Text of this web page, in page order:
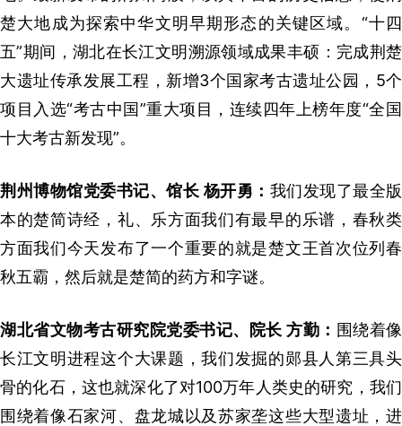
楚大地成为探索中华文明早期形态的关键区域。“十四
五”期间，湖北在长江文明溯源领域成果丰硕：完成荆楚
大遗址传承发展工程，新增3个国家考古遗址公园，5个
项目入选“考古中国”重大项目，连续四年上榜年度“全国
十大考古新发现”。
荆州博物馆党委书记、馆长 杨开勇： 我们发现了最全版
本的楚简诗经，礼、乐方面我们有最早的乐谱，春秋类
方面我们今天发布了一个重要的就是楚文王首次位列春
秋五霸，然后就是楚简的药方和字谜。
湖北省文物考古研究院党委书记、院长 方勤： 围绕着像
长江文明进程这个大课题，我们发掘的郧县人第三具头
骨的化石，这也就深化了对100万年人类史的研究，我们
围绕着像石家河、盘龙城以及苏家垄这些大型遗址，进